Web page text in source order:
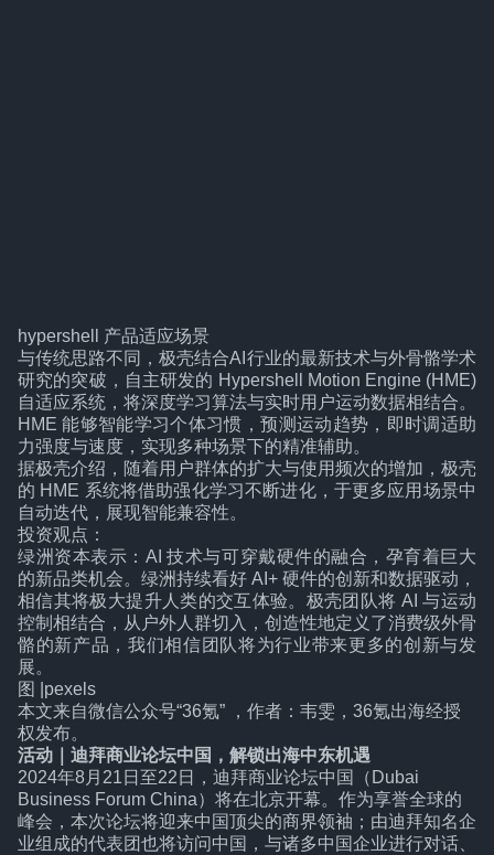
hypershell 产品适应场景
与传统思路不同，极壳结合AI行业的最新技术与外骨骼学术
研究的突破，自主研发的 Hypershell Motion Engine (HME)
自适应系统，将深度学习算法与实时用户运动数据相结合。
HME 能够智能学习个体习惯，预测运动趋势，即时调适助
力强度与速度，实现多种场景下的精准辅助。
据极壳介绍，随着用户群体的扩大与使用频次的增加，极壳
的 HME 系统将借助强化学习不断进化，于更多应用场景中
自动迭代，展现智能兼容性。
投资观点：
绿洲资本表示：AI 技术与可穿戴硬件的融合，孕育着巨大
的新品类机会。绿洲持续看好 AI+ 硬件的创新和数据驱动，
相信其将极大提升人类的交互体验。极壳团队将 AI 与运动
控制相结合，从户外人群切入，创造性地定义了消费级外骨
骼的新产品，我们相信团队将为行业带来更多的创新与发
展。
图 |pexels
本文来自微信公众号“36氪” ，作者：韦雯，36氪出海经授
权发布。
活动｜ 迪拜商业论坛中国，解锁出海中东机遇
2024年8月21日至22日，迪拜商业论坛中国（Dubai
Business Forum China）将在北京开幕。作为享誉全球的
峰会，本次论坛将迎来中国顶尖的商界领袖；由迪拜知名企
业组成的代表团也将访问中国，与诸多中国企业进行对话、